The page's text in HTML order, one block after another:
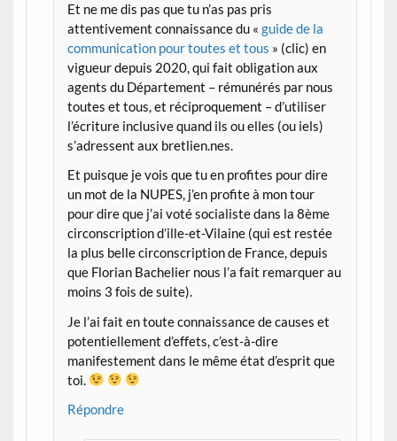
Et ne me dis pas que tu n’as pas pris
attentivement connaissance du «guide de la
communication pour toutes et tous » (clic) en
vigueur depuis 2020, qui fait obligation aux
agents du Département – rémunérés par nous
toutes et tous, et réciproquement – d’utiliser
l’écriture inclusive quand ils ou elles (ou iels)
s’adressent aux bretlien.nes.
Et puisque je vois que tu en profites pour dire
un mot de la NUPES, j’en profite à mon tour
pour dire que j’ai voté socialiste dans la 8ème
circonscription d’ille-et-Vilaine (qui est restée
la plus belle circonscription de France, depuis
que Florian Bachelier nous l’a fait remarquer au
moins 3 fois de suite).
Je l’ai fait en toute connaissance de causes et
potentiellement d’effets, c’est-à-dire
manifestement dans le même état d’esprit que
toi.
Répondre